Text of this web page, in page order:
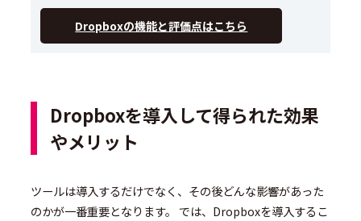
Dropboxの機能と評価点はこちら
Dropboxを導入して得られた効果
やメリット
ツールは導入するだけでなく、その後どんな影響があった
のかが一番重要となります。 では、Dropboxを導入するこ